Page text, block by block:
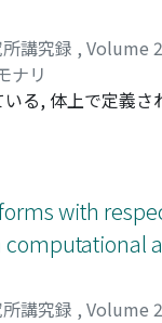
講究録 , Volume
ナリ
る, 体上で定義
いる方法を計
システムによる
学院数理学府
with
講究録 , Volume